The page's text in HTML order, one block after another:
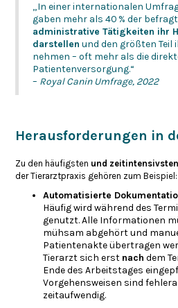
„In einer internationalen
gaben mehr als 40 % der
administrative Tätigkeiten ihr
darstellen und den größten Teil
nehmen – oft mehr als die
Patientenversorgung.“
– Royal Canin Umfrage, 2022
Herausforderungen in
Zu den häufigsten und zeitintensivsten
der Tierarztpraxis gehören zum Beispiel:
Automatisierte
Häufig wird während des
genutzt. Alle Informationen
mühsam abgehört und
Patientenakte übertragen
Tierarzt sich erst nach dem
Ende des Arbeitstages
Vorgehensweisen sind
zeitaufwendig.